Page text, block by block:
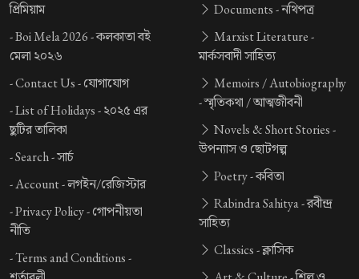
প্রিমিয়াম
-Boi Mela 2026 -কলকাতা বই
মেলা ২০২৬
-Contact Us -যোগাযোগ
-List of Holidays -২০২৫ এর
ছুটির তালিকা
-Search -সার্চ
-Account -লগইন/রেজিস্টার
-Privacy Policy -গোপনীয়তা
নীতি
-Terms and Conditions -
Documents -নথিপত্র
Marxist Literature -
মার্কসবাদী সাহিত্য
Memoirs / Autobiography
-স্মৃতিকথা / আত্মজীবনী
Novels & Short Stories -
উপন্যাস ও ছোটগল্প
Poetry -কবিতা
Rabindra Sahitya -রবীন্দ্র
সাহিত্য
Classics -ক্লাসিক